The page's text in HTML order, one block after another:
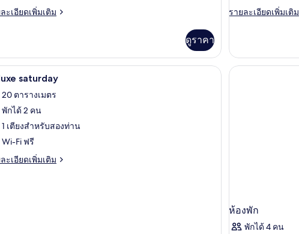
ะเอียดเพิ่มเติม
เปิล
ดูราคา
รายละเอียดเพิ่มเติม
ราย
เกี่ยว
กับ
Premium
, โต๊ะทำงาน, ผ้าม่านกันแสง
ถ่าย
มด
มินิบาร์, ตู้นิรภัยในห้องพัก, โต๊ะทำงาน, ผ้าม่านกันแสง
saturday
20 ตารางเมตร
พักได้ 2 คน
1 เตียงสำหรับสองท่าน
Wi-Fi ฟรี
ะเอียดเพิ่มเติม
ห้องพัก
พักได้ 4 คน